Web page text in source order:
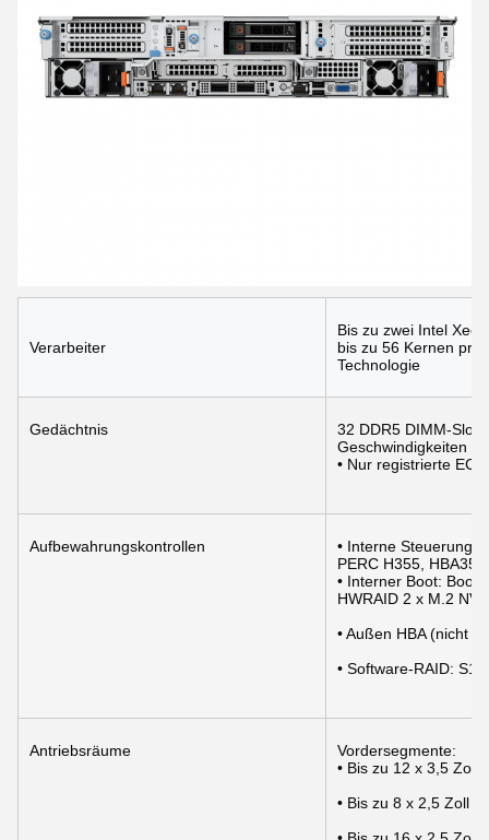
Verarbeiter
Bis zu zwei Intel
bis zu 56 Kernen pro
Technologie
Gedächtnis
32 DDR5 DIMM-
Geschwindigkeiten
• Nur registrierte
Aufbewahrungskontrollen
• Interne
PERC H355, HBA355i
• Interner Boot:
HWRAID 2 x M.2
• Außen HBA (nicht
• Software-RAID:
Antriebsräume
Vordersegmente:
• Bis zu 12 x 3,5 Zoll
• Bis zu 8 x 2,5 Zoll